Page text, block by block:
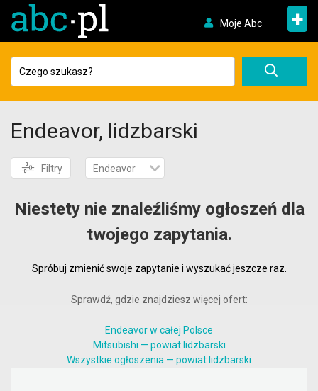
Moje Abc +
Endeavor, lidzbarski
Filtry Endeavor
Niestety nie znaleźliśmy ogłoszeń dla
twojego zapytania.
Spróbuj zmienić swoje zapytanie i wyszukać jeszcze raz.
Sprawdź, gdzie znajdziesz więcej ofert:
Endeavor w całej Polsce
Mitsubishi — powiat lidzbarski
Wszystkie ogłoszenia — powiat lidzbarski